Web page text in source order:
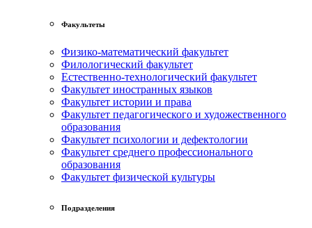
Факультеты
Физико-математический факультет
Филологический факультет
Естественно-технологический факультет
Факультет иностранных языков
Факультет истории и права
Факультет педагогического и художественного
образования
Факультет психологии и дефектологии
Факультет среднего профессионального
образования
Факультет физической культуры
Подразделения